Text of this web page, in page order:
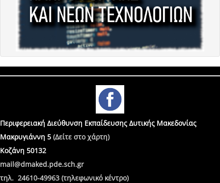
Περιφερειακή Διεύθυνση Εκπαίδευσης Δυτικής Μακεδονίας
Μακρυγιάννη 5 (Δείτε στο χάρτη)
Κοζάνη 50132
mail@dmaked.pde.sch.gr
τηλ. 24610-49963 (τηλεφωνικό κέντρο)